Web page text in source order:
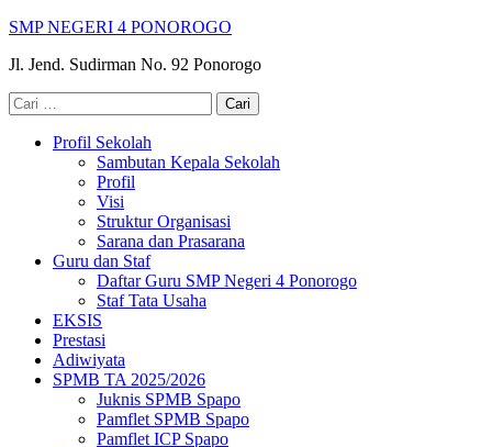
Lompat
konten
Enter)
SMP NEGERI 4 PONOROGO
Jl. Jend. Sudirman No. 92 Ponorogo
Cari
untuk:
Profil Sekolah
Sambutan Kepala Sekolah
Profil
Visi
Struktur Organisasi
Sarana dan Prasarana
Guru dan Staf
Daftar Guru SMP Negeri 4 Ponorogo
Staf Tata Usaha
EKSIS
Prestasi
Adiwiyata
SPMB TA 2025/2026
Juknis SPMB Spapo
Pamflet SPMB Spapo
Pamflet ICP Spapo